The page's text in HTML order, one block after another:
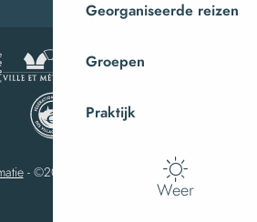
Georganiseerde reizen
Groepen
Praktijk
Weer
- ©2023 Villedieu-les-Poêles Intercom